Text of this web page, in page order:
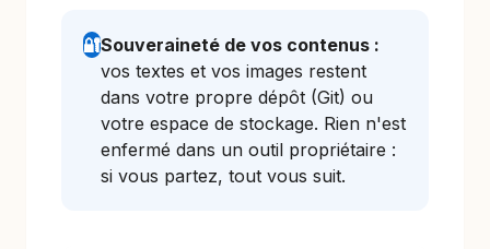
🔐Souveraineté de vos contenus :
vos textes et vos images restent
dans votre propre dépôt (Git) ou
votre espace de stockage. Rien n'est
enfermé dans un outil propriétaire :
si vous partez, tout vous suit.